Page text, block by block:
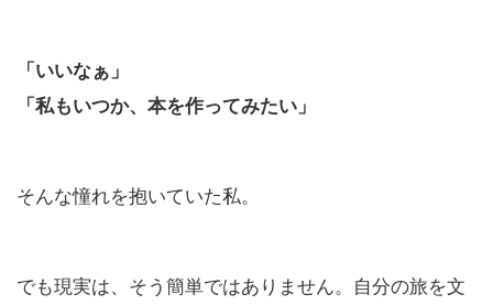
「いいなぁ」
「私もいつか、本を作ってみたい」
そんな憧れを抱いていた私。
でも現実は、そう簡単ではありません。自分の旅を文